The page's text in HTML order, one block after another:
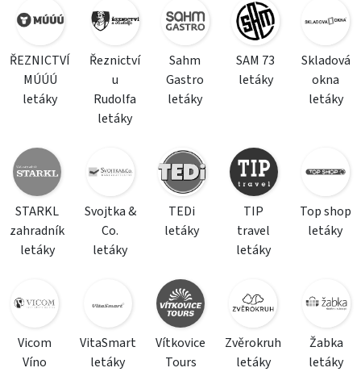
ŘEZNICTVÍ
MÚÚÚ
letáky
Řeznictví
u
Rudolfa
letáky
Sahm
Gastro
letáky
SAM 73
letáky
Skladová
okna
letáky
STARKL
zahradník
letáky
Svojtka &
Co.
letáky
TEDi
letáky
TIP
travel
letáky
Top shop
letáky
Vicom
Víno
VitaSmart
letáky
Vítkovice
Tours
Zvěrokruh
letáky
Žabka
letáky